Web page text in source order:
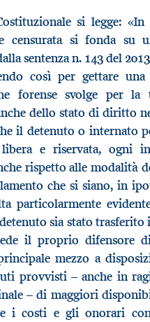
si legge:
censurata si fonda su
sentenza n. 143 del
così per gettare
forense svolge per
dello stato di diritto
il detenuto o internato
e riservata, ogni
rispetto alle modalità
che si siano, in
particolarmente
sia stato
il proprio difensore
mezzo a
provvisti – anche in
– di maggiori
i costi e gli onorari